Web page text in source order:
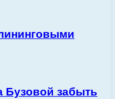
Бузовой забыть